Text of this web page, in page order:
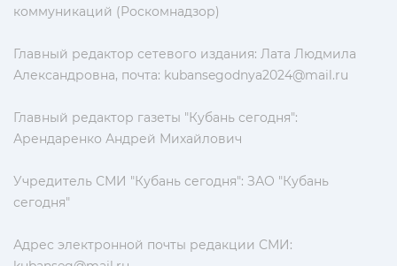
коммуникаций (Роскомнадзор)
Главный редактор сетевого издания: Лата Людмила
Александровна, почта: kubansegodnya2024@mail.ru
Главный редактор газеты "Кубань сегодня":
Арендаренко Андрей Михайлович
Учредитель СМИ "Кубань сегодня": ЗАО "Кубань
сегодня"
Адрес электронной почты редакции СМИ: